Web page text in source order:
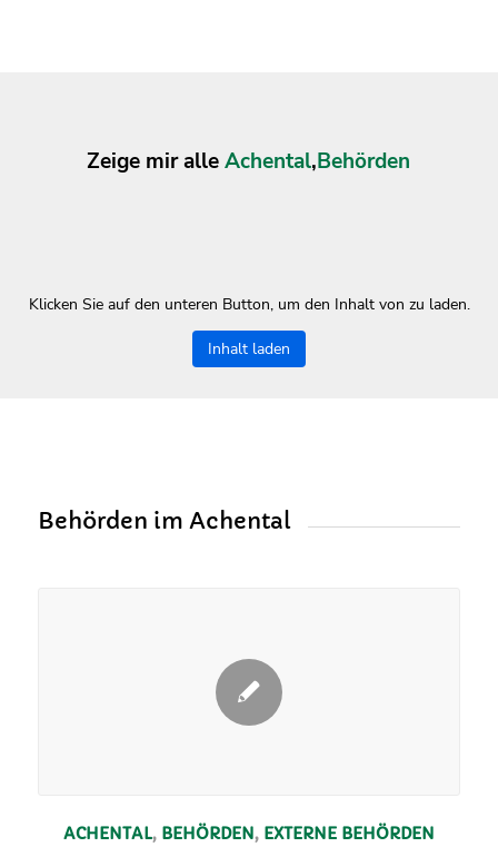
Zeige mir alleAchental,Behörden
Klicken Sie auf den unteren Button, um den Inhalt von zu laden.
Inhalt laden
Behörden im Achental
ACHENTAL, BEHÖRDEN, EXTERNE BEHÖRDEN